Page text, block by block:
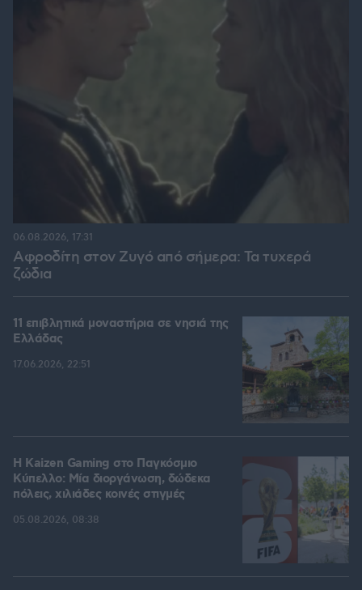
Αφροδίτη στον Ζυγό από σήμερα: Τα τυχερά
ζώδια
06.08.2026, 17:31
11 επιβλητικά μοναστήρια σε νησιά της
Ελλάδας
17.06.2026, 22:51
H Kaizen Gaming στο Παγκόσμιο
Kύπελλο: Μία διοργάνωση, δώδεκα
πόλεις, χιλιάδες κοινές στιγμές
05.08.2026, 08:38